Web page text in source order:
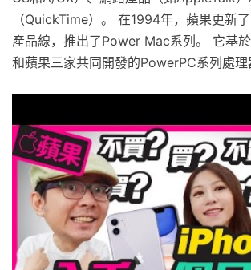
（QuickTime）。 在1994年，蘋果更新
產品線，推出了Power Mac系列。 它基
和蘋果三家共同開發的PowerPC系列處理